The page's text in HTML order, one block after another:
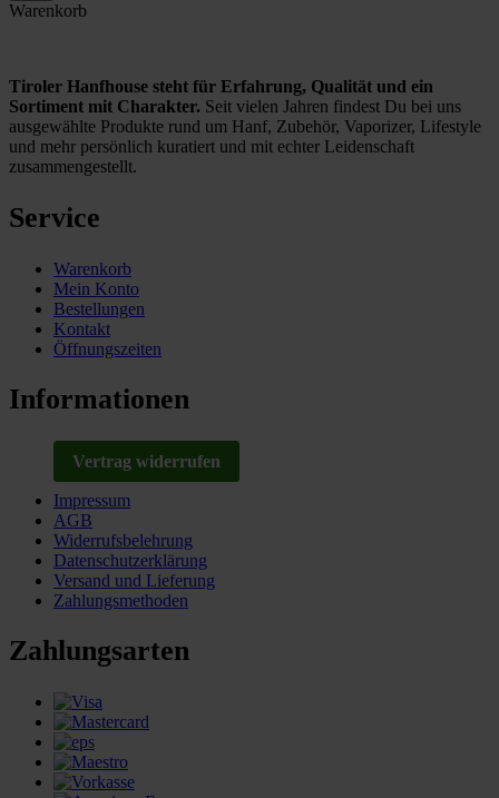
Warenkorb
Tiroler Hanfhouse steht für Erfahrung, Qualität und ein
Sortiment mit Charakter. Seit vielen Jahren findest Du bei uns
ausgewählte Produkte rund um Hanf, Zubehör, Vaporizer, Lifestyle
und mehr persönlich kuratiert und mit echter Leidenschaft
zusammengestellt.
Service
Warenkorb
Mein Konto
Bestellungen
Kontakt
Öffnungszeiten
Informationen
Vertrag widerrufen
Impressum
AGB
Widerrufsbelehrung
Datenschutzerklärung
Versand und Lieferung
Zahlungsmethoden
Zahlungsarten